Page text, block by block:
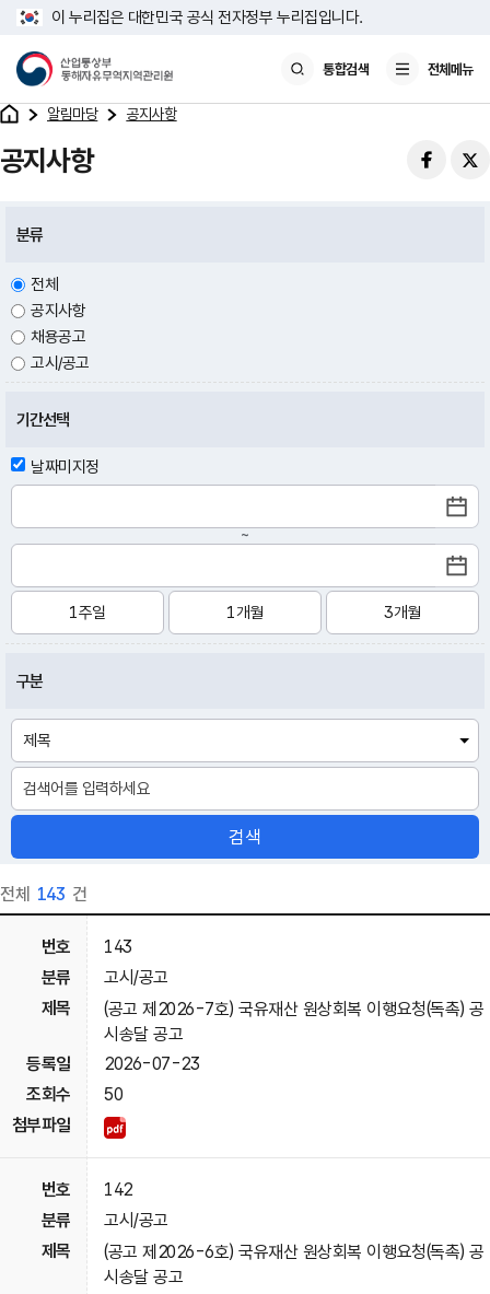
이 누리집은 대한민국 공식 전자정부 누리집입니다.
통합검색 전체메뉴
알림마당 공지사항
공지사항
분류
전체
공지사항
채용공고
고시/공고
기간선택
날짜미지정
~
1주일 1개월 3개월
구분
검색
전체 143 건
143
고시/공고
(공고 제2026-7호) 국유재산 원상회복 이행요청(독촉) 공
시송달 공고
2026-07-23
50
142
고시/공고
(공고 제2026-6호) 국유재산 원상회복 이행요청(독촉) 공
시송달 공고